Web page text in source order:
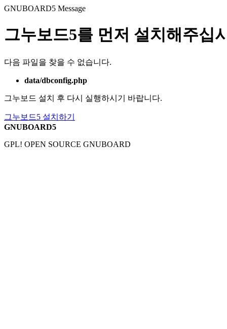
GNUBOARD5 Message
그누보드5를 먼저 설치해주십
다음 파일을 찾을 수 없습니다.
data/dbconfig.php
그누보드 설치 후 다시 실행하시기 바랍니다.
그누보드5 설치하기
GNUBOARD5
GPL! OPEN SOURCE GNUBOARD